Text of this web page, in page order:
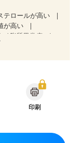
テロールが高い
が高い
脂質異常症
期）
印刷